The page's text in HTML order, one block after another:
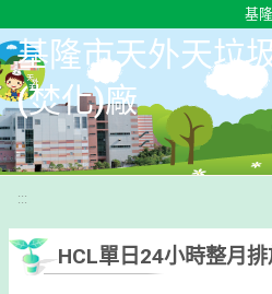
基
基隆市天外天垃
(焚化)廠
:::
HCL單日24小時整月